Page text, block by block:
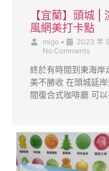
【宜蘭】頭城 |
風網美打卡點
migo • 2023 年
No Comments
終於有時間到東海岸
美不勝收 在頭城延
間復合式咖啡廳 可